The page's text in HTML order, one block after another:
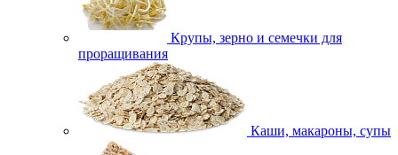
Крупы, зерно и семечки для
проращивания
Каши, макароны, супы